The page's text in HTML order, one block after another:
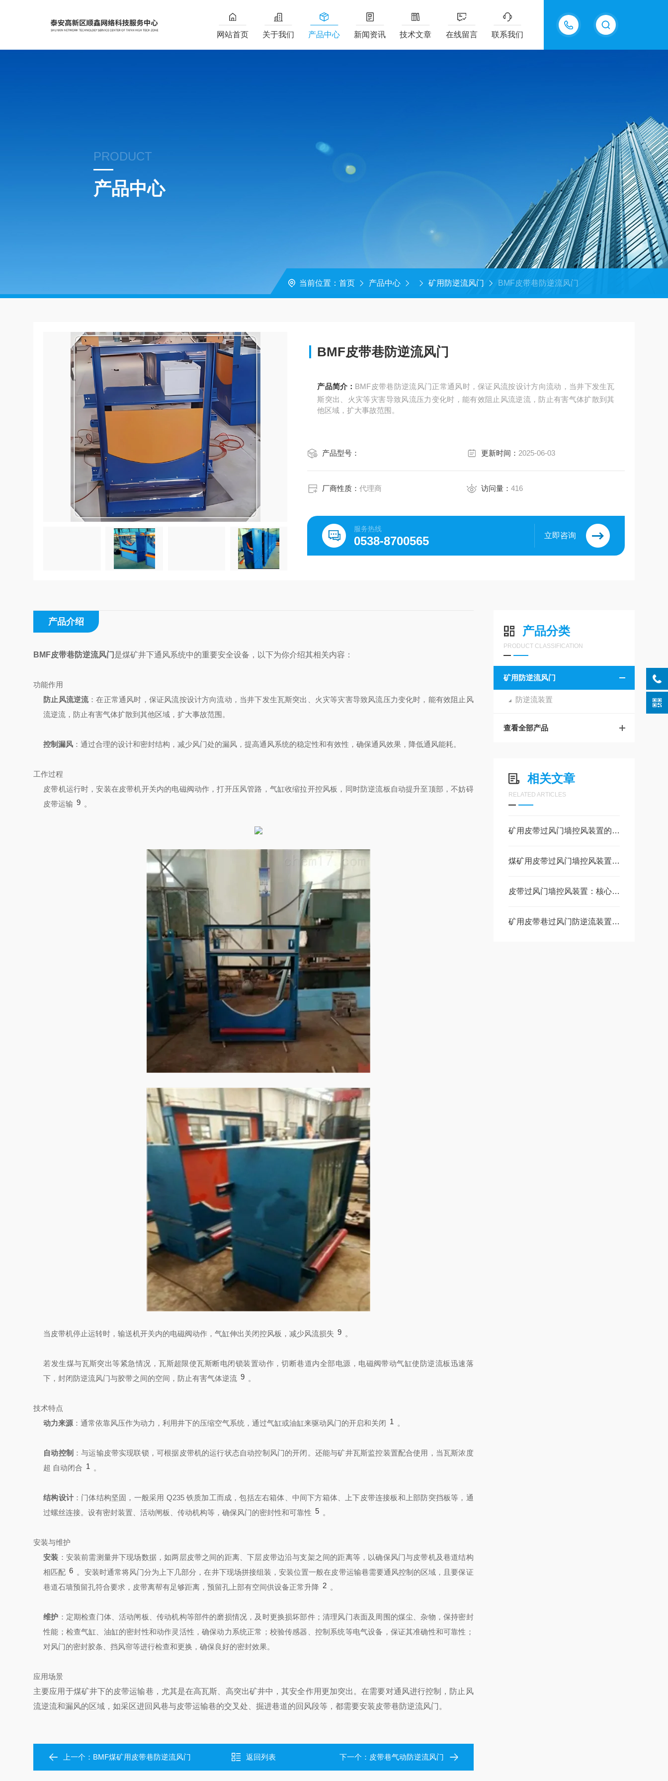
18605483306
网站首页 关于我们 产品中心 新闻资讯 技术文章 在线留言 联系我们
PRODUCT
产品中心
当前位置： 首页 产品中心 矿用防逆流风门 BMF皮带巷防逆流风门
BMF皮带巷防逆流风门
产品简介： BMF皮带巷防逆流风门正常通风时，保证风流按设计方向流动，当井下发生瓦
斯突出、火灾等灾害导致风流压力变化时，能有效阻止风流逆流，防止有害气体扩散到其
他区域，扩大事故范围。
产品型号： 更新时间： 2025-06-03
厂商性质：代理商 访问量： 416
服务热线
0538-8700565 立即咨询
产品分类
PRODUCT CLASSIFICATION
矿用防逆流风门
防逆流装置
查看全部产品
相关文章
RELATED ARTICLES
矿用皮带过风门墙控风装置的存在重要意义
煤矿用皮带过风门墙控风装置的使用地点及结构
皮带过风门墙控风装置：核心功能、维护与安全要点
矿用皮带巷过风门防逆流装置的维护和保养方法
产品介绍
BMF皮带巷防逆流风门 是煤矿井下通风系统中的重要安全设备，以下为你介绍其相关内容：
功能作用
防止风流逆流：在正常通风时，保证风流按设计方向流动，当井下发生瓦斯突出、火灾等灾害导致风流压力变化时，能有效阻止风
流逆流，防止有害气体扩散到其他区域，扩大事故范围。
控制漏风 ：通过合理的设计和密封结构，减少风门处的漏风，提高通风系统的稳定性和有效性，确保通风效果，降低通风能耗。
工作过程
皮带机运行时，安装在皮带机开关内的电磁阀动作，打开压风管路，气缸收缩拉开控风板，同时防逆流板自动提升至顶部，不妨碍
皮带运输 9 。
当皮带机停止运转时，输送机开关内的电磁阀动作，气缸伸出关闭控风板，减少风流损失 9 。
若发生煤与瓦斯突出等紧急情况，瓦斯超限使瓦斯断电闭锁装置动作，切断巷道内全部电源，电磁阀带动气缸使防逆流板迅速落
下，封闭防逆流风门与胶带之间的空间，防止有害气体逆流 9 。
技术特点
动力来源 ：通常依靠风压作为动力，利用井下的压缩空气系统，通过气缸或油缸来驱动风门的开启和关闭 1 。
自动控制 ：与运输皮带实现联锁，可根据皮带机的运行状态自动控制风门的开闭。还能与矿井瓦斯监控装置配合使用，当瓦斯浓度
超 自动闭合 1 。
结构设计 ：门体结构坚固，一般采用 Q235 铁质加工而成，包括左右箱体、中间下方箱体、上下皮带连接板和上部防突挡板等，通
过螺丝连接。设有密封装置、活动闸板、传动机构等，确保风门的密封性和可靠性 5 。
安装与维护
安装 ：安装前需测量井下现场数据，如两层皮带之间的距离、下层皮带边沿与支架之间的距离等，以确保风门与皮带机及巷道结构
相匹配 6 。安装时通常将风门分为上下几部分，在井下现场拼接组装，安装位置一般在皮带运输巷需要通风控制的区域，且要保证
巷道石墙预留孔符合要求，皮带离帮有足够距离，预留孔上部有空间供设备正常升降 2 。
维护 ：定期检查门体、活动闸板、传动机构等部件的磨损情况，及时更换损坏部件；清理风门表面及周围的煤尘、杂物，保持密封
性能；检查气缸、油缸的密封性和动作灵活性，确保动力系统正常；校验传感器、控制系统等电气设备，保证其准确性和可靠性；
对风门的密封胶条、挡风帘等进行检查和更换，确保良好的密封效果。
应用场景
主要应用于煤矿井下的皮带运输巷，尤其是在高瓦斯、高突出矿井中，其安全作用更加突出。在需要对通风进行控制，防止风
流逆流和漏风的区域，如采区进回风巷与皮带运输巷的交叉处、掘进巷道的回风段等，都需要安装皮带巷防逆流风门。
上一个： BMF煤矿用皮带巷防逆流风门 返回列表 下一个： 皮带巷气动防逆流风门